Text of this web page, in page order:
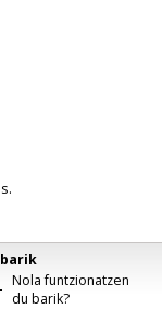
barik
Nola funtzionatzen
du barik?